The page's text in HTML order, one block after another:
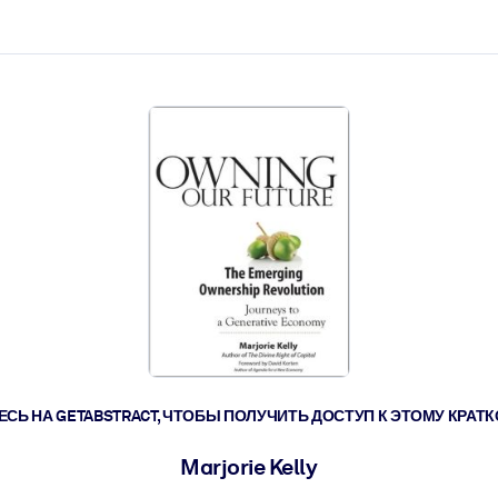
НА GETABSTRACT, ЧТОБЫ ПОЛУЧИТЬ ДОСТУП К ЭТОМУ
Marjorie Kelly